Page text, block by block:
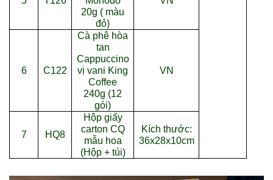
20g ( màu
đỏ)
6 C122
Cà phê hòa
tan
Cappuccino
vị vani King
Coffee
240g (12
gói)
VN
7 HQ8
Hộp giấy
carton CQ
mẫu hoa
(Hộp + túi)
Kích thước:
36x28x10cm